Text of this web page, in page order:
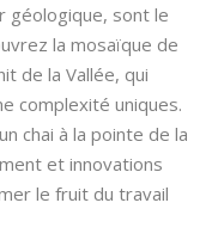
géologique, sont le
la mosaïque de
de la Vallée, qui
complexité uniques.
chai à la pointe de la
et innovations
le fruit du travail